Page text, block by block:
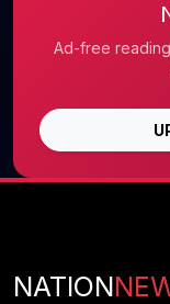
Ad-free
NATION